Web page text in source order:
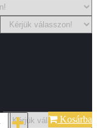
Kosárba